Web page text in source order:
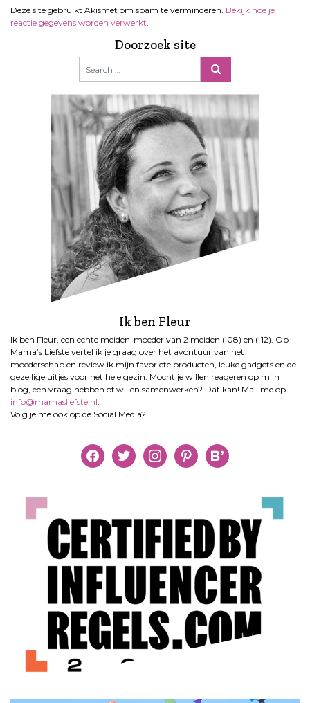
Deze site gebruikt Akismet om spam te verminderen. Bekijk hoe je
reactie gegevens worden verwerkt.
Doorzoek site
Ik ben Fleur
Ik ben Fleur, een echte meiden-moeder van 2 meiden (’08) en (’12). Op
Mama’s Liefste vertel ik je graag over het avontuur van het
moederschap en review ik mijn favoriete producten, leuke gadgets en de
gezellige uitjes voor het hele gezin. Mocht je willen reageren op mijn
blog, een vraag hebben of willen samenwerken? Dat kan! Mail me op
info@mamasliefste.nl.
Volg je me ook op de Social Media?
facebooktwitter instagrampinterestbloglovin